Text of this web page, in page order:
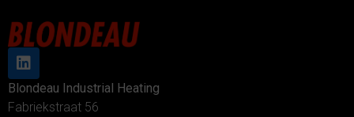
Blondeau Industrial Heating
Fabriekstraat 56